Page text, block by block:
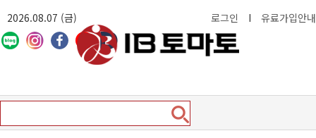
2026.08.07 (금) 로그인 I 유료가입안내